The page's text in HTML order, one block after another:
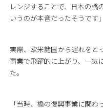
レンジすることで、日本の橋
いうのが本音だったそうです」
実際、欧米諸国から遅れをと
事業で飛躍的に上がり、一気
た。
「当時、橋の復興事業に関わ